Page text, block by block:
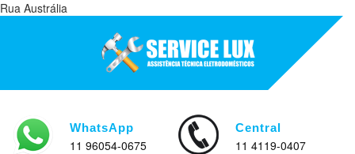
Rua Austrália
WhatsApp
11 96054-0675
Central
11 4119-0407